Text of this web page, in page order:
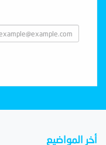
أخر المواضيع